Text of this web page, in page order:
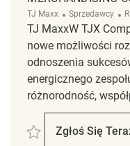
TJ Maxx Kategoria
Sprzedawcy
TJ MaxxW TJX
nowe możliwości
odnoszenia
energicznego
różnorodność,
Zapisać Merchandising
Zgłoś Się